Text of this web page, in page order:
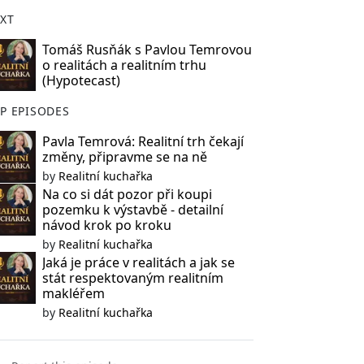
Tomáš Rusňák s Pavlou Temrovou
o realitách a realitním trhu
(Hypotecast)
EPISODES
Pavla Temrová: Realitní trh čekají
změny, připravme se na ně
by Realitní kuchařka
Na co si dát pozor při koupi
pozemku k výstavbě - detailní
návod krok po kroku
by Realitní kuchařka
Jaká je práce v realitách a jak se
stát respektovaným realitním
makléřem
by Realitní kuchařka